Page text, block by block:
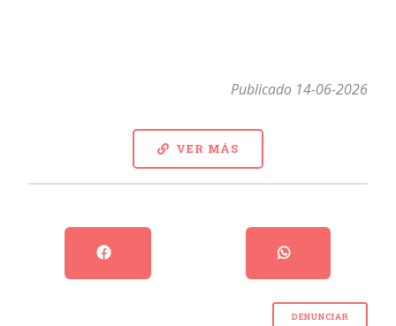
Publicado 14-06-2026
VER MÁS
DENUNCIAR